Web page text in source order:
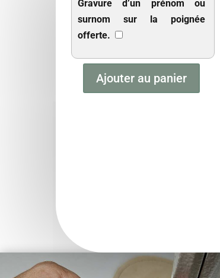
Gravure d’un prénom ou
surnom sur la poignée
offerte.
quantité
Ajouter au panier